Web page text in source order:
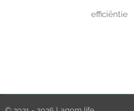
efficiëntie